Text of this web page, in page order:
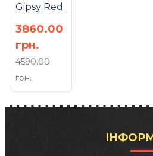
Gipsy Red
3860.00
грн.
4590.00
грн.